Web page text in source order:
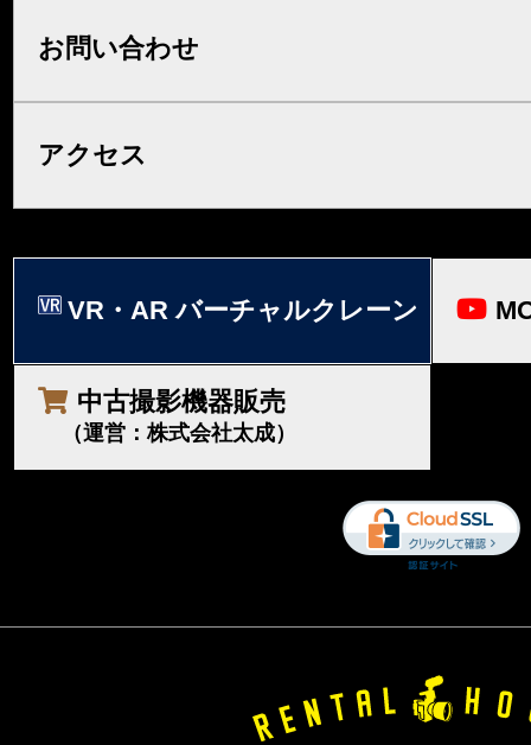
お問い合わせ
アクセス
VR・AR バーチャルクレーン
中古撮影機器販売
（運営：株式会社太成）